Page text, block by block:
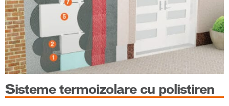
Sisteme termoizolare cu polistiren